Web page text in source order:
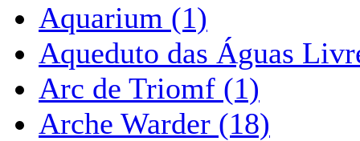
Aquarium (1)
Aqueduto das Águas
Arc de Triomf (1)
Arche Warder (18)